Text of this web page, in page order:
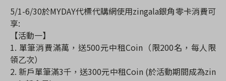
5/1-6/30於MYDAY代標代購網使用zingala銀角零卡消費可
享:
【活動一】
1. 單筆消費滿萬，送500元中租Coin（限200名，每人限
領乙次）
2. 新戶單筆滿3千，送300元中租Coin (於活動期間成為zin